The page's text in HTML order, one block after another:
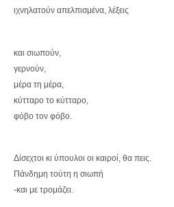
ιχνηλατούν απελπισμένα, λέξεις
και σιωπούν,
γερνούν,
μέρα τη μέρα,
κύτταρο το κύτταρο,
φόβο τον φόβο.
Δίσεχτοι κι ύπουλοι οι καιροί, θα πεις.
Πάνδημη τούτη η σιωπή
-και με τρομάζει.